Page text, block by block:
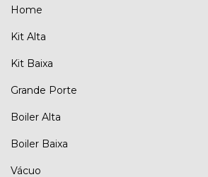
Home
Kit Alta
Kit Baixa
Grande Porte
Boiler Alta
Boiler Baixa
Vácuo